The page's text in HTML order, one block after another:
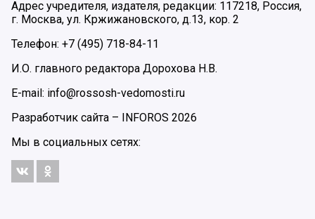
Адрес учредителя, издателя, редакции: 117218, Россия,
г. Москва, ул. Кржижановского, д.13, кор. 2
Телефон: +7 (495) 718-84-11
И.О. главного редактора Дорохова Н.В.
E-mail: info@rossosh-vedomosti.ru
Разработчик сайта – INFOROS 2026
Мы в социальных сетях: